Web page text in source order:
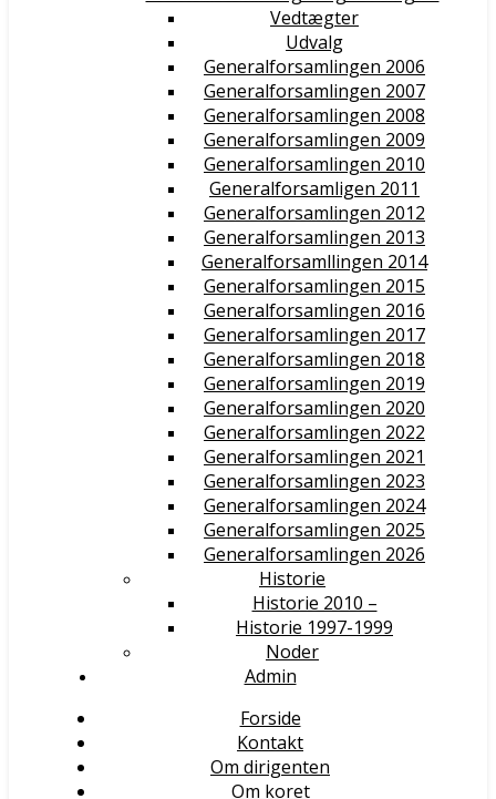
Vedtægter
Udvalg
Generalforsamlingen 2006
Generalforsamlingen 2007
Generalforsamlingen 2008
Generalforsamlingen 2009
Generalforsamlingen 2010
Generalforsamligen 2011
Generalforsamlingen 2012
Generalforsamlingen 2013
Generalforsamllingen 2014
Generalforsamlingen 2015
Generalforsamlingen 2016
Generalforsamlingen 2017
Generalforsamlingen 2018
Generalforsamlingen 2019
Generalforsamlingen 2020
Generalforsamlingen 2022
Generalforsamlingen 2021
Generalforsamlingen 2023
Generalforsamlingen 2024
Generalforsamlingen 2025
Generalforsamlingen 2026
Historie
Historie 2010 –
Historie 1997-1999
Noder
Admin
Forside
Kontakt
Om dirigenten
Om koret